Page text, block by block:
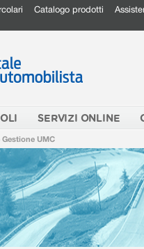
Catalogo prodotti
SERVIZI ONLINE
Gestione UMC